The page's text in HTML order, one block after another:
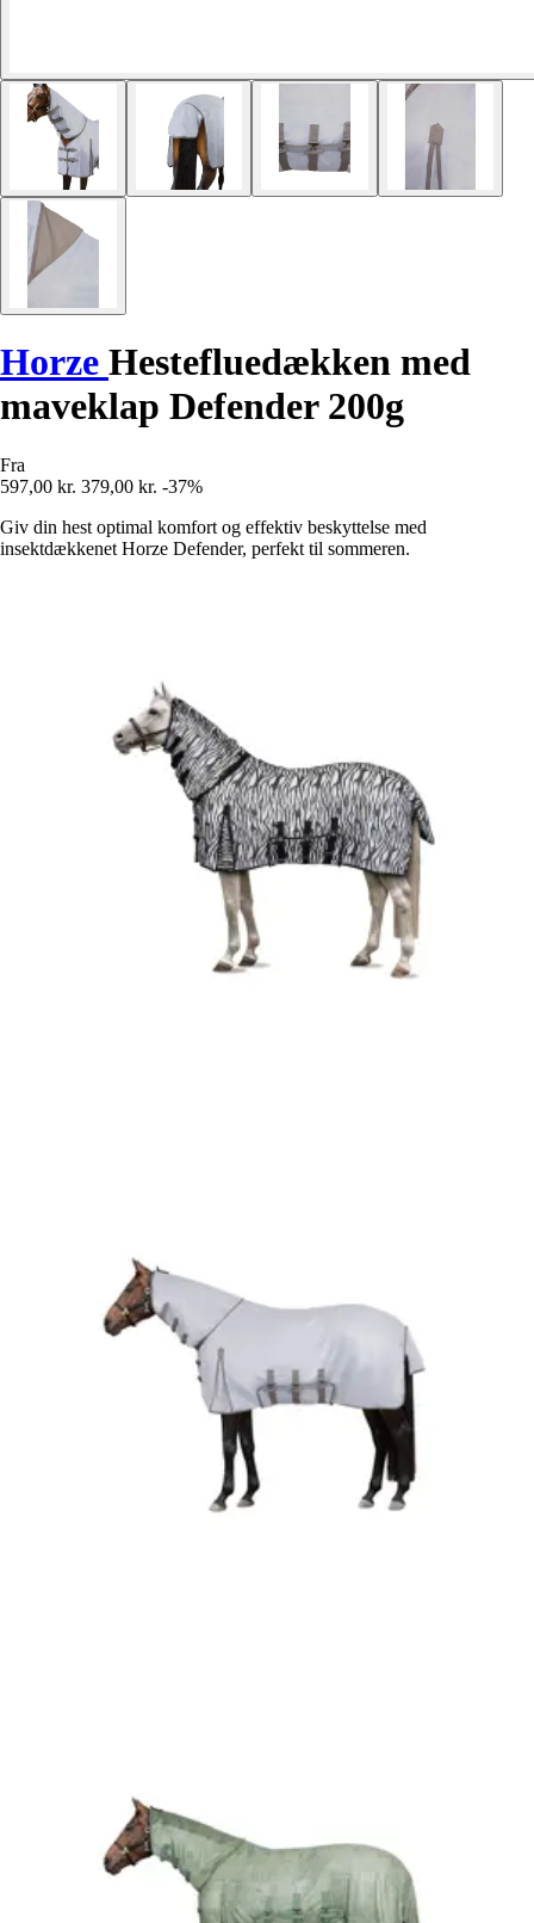
Horze Hestefluedækken med
maveklap Defender 200g
Fra
597,00 kr. 379,00 kr. -37%
Giv din hest optimal komfort og effektiv beskyttelse med
insektdækkenet Horze Defender, perfekt til sommeren.